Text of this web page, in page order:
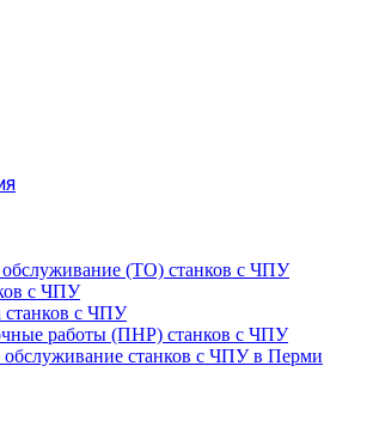
обслуживание (ТО) станков с ЧПУ
с ЧПУ
станков с ЧПУ
работы (ПНР) станков с ЧПУ
обслуживание станков с ЧПУ в Перми